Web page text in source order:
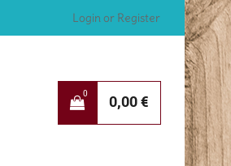
Login or Register
0 0,00€